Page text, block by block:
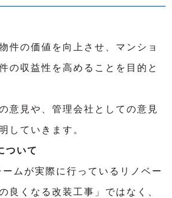
件の価値を向上させ、マンショ
の収益性を高めることを目的と
意見や、管理会社としての意見
していきます。
ついて
ムが実際に行っているリノベー
良くなる改装工事」ではなく、